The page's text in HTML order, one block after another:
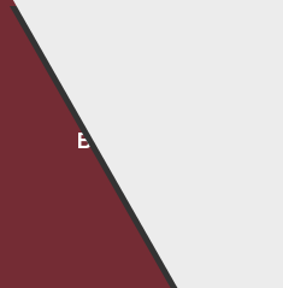
BAPTISTISCH